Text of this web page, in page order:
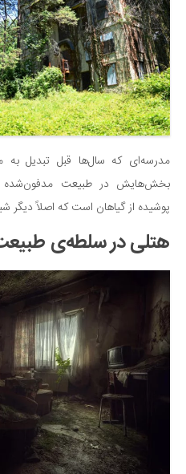
مدرسه‌ای که سال‌ها قبل تبدیل به
بخش‌هایش در طبیعت مدفون‌شده
پوشیده از گیاهان است که اصلاً
هتلی در سلطه‌ی